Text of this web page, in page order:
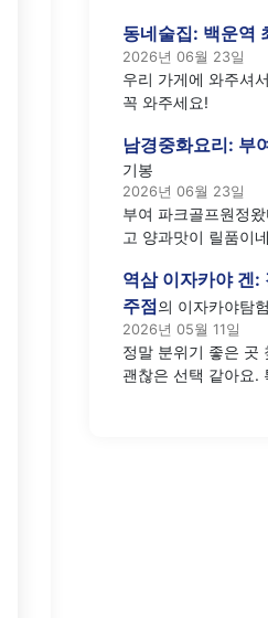
동네술집: 백운역
2026년 06월 23일
우리 가게에 와주셔
꼭 와주세요!
남경중화요리: 부
기봉
2026년 06월 23일
부여 파크골프원정
고 양과맛이 릴품이
역삼 이자카야 겐:
주점의 이자카야탐
2026년 05월 11일
정말 분위기 좋은 곳
괜찮은 선택 같아요.